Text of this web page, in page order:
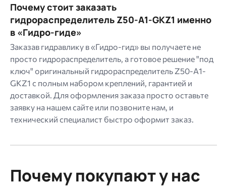
Почему стоит заказать
гидрораспределитель Z50-A1-GKZ1 именно
в «Гидро-гиде»
Заказав гидравлику в «Гидро-гид» вы получаете не
просто гидрораспределитель, а готовое решение "под
ключ" оригинальный гидрораспределитель Z50-A1-
GKZ1 с полным набором креплений, гарантией и
доставкой. Для оформления заказа просто оставьте
заявку на нашем сайте или позвоните нам, и
технический специалист быстро оформит заказ.
Почему покупают у нас